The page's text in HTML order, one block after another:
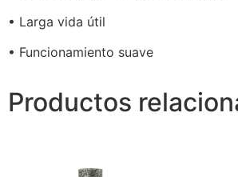
• Larga vida útil
• Funcionamiento suave
Productos